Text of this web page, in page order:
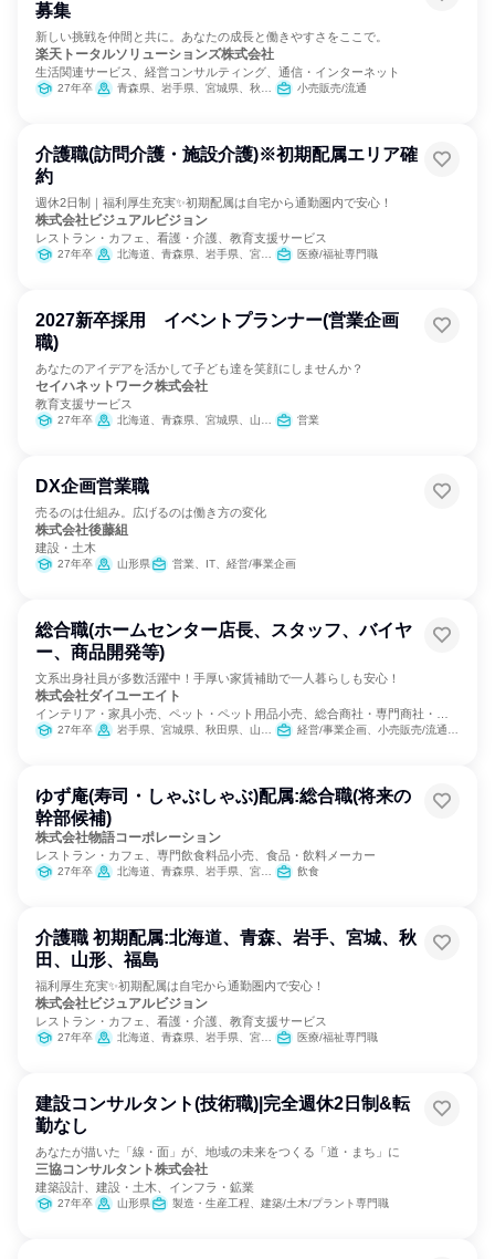
募集
新しい挑戦を仲間と共に。あなたの成長と働きやすさをここで。
楽天トータルソリューションズ株式会社
生活関連サービス、経営コンサルティング、通信・インターネット
27年卒 青森県、岩手県、宮城県、秋田県、山形県、福島県 小売販売/流通
介護職(訪問介護・施設介護)※初期配属エリア確
約
週休2日制｜福利厚生充実✨初期配属は自宅から通勤圏内で安心！
株式会社ビジュアルビジョン
レストラン・カフェ、看護・介護、教育支援サービス
27年卒 北海道、青森県、岩手県、宮城県、秋田県、山形県、福島県、茨城県、栃木県、群馬県、埼玉県、千葉県、東京都、神奈川県、新潟県、富山県、石川県、福井県、山梨県、長野県、岐阜県、静岡県、愛知県、三重県、滋賀県、京都府、大阪府、兵庫県、奈良県、和歌山県、鳥取県、島根県、岡山県、広島県、山口県、徳島県、香川県、愛媛県、高知県、福岡県、佐賀県、長崎県、熊本県、大分県、宮崎県、鹿児島県、沖縄県 医療/福祉専門職
2027新卒採用 イベントプランナー(営業企画
職)
あなたのアイデアを活かして子ども達を笑顔にしませんか？
セイハネットワーク株式会社
教育支援サービス
27年卒 北海道、青森県、宮城県、山形県、福島県、茨城県、群馬県、埼玉県、千葉県、東京都、神奈川県、新潟県、富山県、石川県、福井県、山梨県、長野県、岐阜県、静岡県、愛知県、三重県、滋賀県、京都府、大阪府、兵庫県、奈良県、和歌山県 営業
DX企画営業職
売るのは仕組み。広げるのは働き方の変化
株式会社後藤組
建設・土木
27年卒 山形県 営業、IT、経営/事業企画
総合職(ホームセンター店長、スタッフ、バイヤ
ー、商品開発等)
文系出身社員が多数活躍中！手厚い家賃補助で一人暮らしも安心！
株式会社ダイユーエイト
インテリア・家具小売、ペット・ペット用品小売、総合商社・専門商社・卸
売
27年卒 岩手県、宮城県、秋田県、山形県、福島県、茨城県、栃木県、新潟県 経営/事業企画、小売販売/流通、SCM/生産管理/購買/物流
ゆず庵(寿司・しゃぶしゃぶ)配属:総合職(将来の
幹部候補)
株式会社物語コーポレーション
レストラン・カフェ、専門飲食料品小売、食品・飲料メーカー
27年卒 北海道、青森県、岩手県、宮城県、秋田県、山形県、福島県、茨城県、栃木県、群馬県、埼玉県、千葉県、東京都、神奈川県、新潟県、富山県、石川県、福井県、山梨県、長野県、岐阜県、静岡県、愛知県、三重県、滋賀県、京都府、大阪府、兵庫県、奈良県、和歌山県、鳥取県、島根県、岡山県、広島県、山口県、徳島県、香川県、愛媛県、高知県、福岡県、佐賀県、長崎県、熊本県、大分県、宮崎県、鹿児島県、沖縄県 飲食
介護職 初期配属:北海道、青森、岩手、宮城、秋
田、山形、福島
福利厚生充実✨初期配属は自宅から通勤圏内で安心！
株式会社ビジュアルビジョン
レストラン・カフェ、看護・介護、教育支援サービス
27年卒 北海道、青森県、岩手県、宮城県、秋田県、山形県、福島県 医療/福祉専門職
建設コンサルタント(技術職)|完全週休2日制&転
勤なし
あなたが描いた「線・面」が、地域の未来をつくる「道・まち」に
三協コンサルタント株式会社
建築設計、建設・土木、インフラ・鉱業
27年卒 山形県 製造・生産工程、建築/土木/プラント専門職